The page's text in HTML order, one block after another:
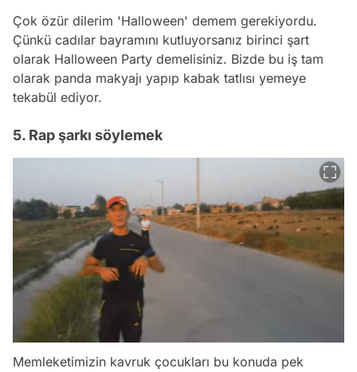
Çok özür dilerim 'Halloween' demem gerekiyordu.
Çünkü cadılar bayramını kutluyorsanız birinci şart
olarak Halloween Party demelisiniz. Bizde bu iş tam
olarak panda makyajı yapıp kabak tatlısı yemeye
tekabül ediyor.
5. Rap şarkı söylemek
Memleketimizin kavruk çocukları bu konuda pek